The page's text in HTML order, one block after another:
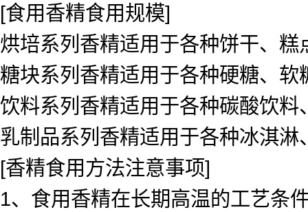
[食用香精食用规模]
烘培系列香精适用于各种饼干、糕
糖块系列香精适用于各种硬糖、
饮料系列香精适用于各种碳酸饮
乳制品系列香精适用于各种冰淇
[香精食用方法注意事项]
1、食用香精在长期高温的工艺条